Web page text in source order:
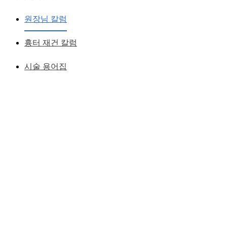
원장님 칼럼
흉터 재건 칼럼
시술 용어집
황성호 원장 작성일